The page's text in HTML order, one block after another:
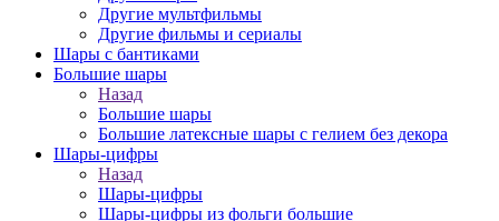
Другие мультфильмы
Другие фильмы и сериалы
Шары с бантиками
Большие шары
Назад
Большие шары
Большие латексные шары с гелием без декора
Шары-цифры
Назад
Шары-цифры
Шары-цифры из фольги большие